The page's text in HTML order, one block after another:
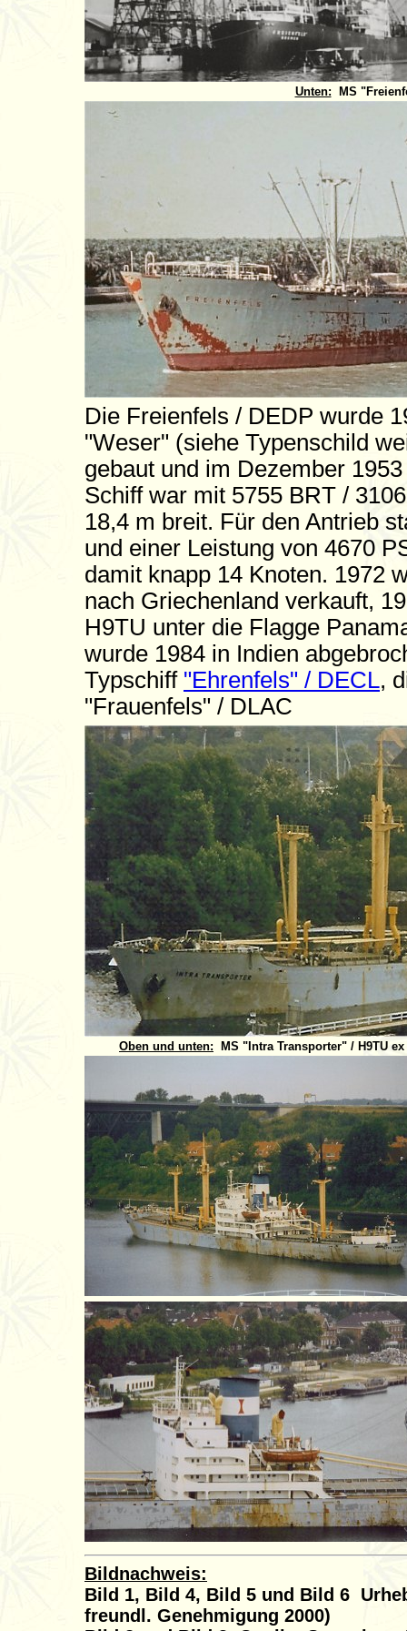
Unten: MS
Die Freienfels / DEDP wurde
"Weser" (siehe Typenschild
gebaut und im Dezember
Schiff war mit 5755 BRT /
18,4 m breit. Für den Antrieb
und einer Leistung von 4670
damit knapp 14 Knoten. 1972
nach Griechenland verkauft,
H9TU unter die Flagge
wurde 1984 in Indien
Typschiff "Ehrenfels" / DECL,
"Frauenfels" / DLAC
Oben und unten: MS "Intra Transporter" / H9TU
Bildnachweis:
Bild 1, Bild 4, Bild 5 und Bild 6
freundl. Genehmigung 2000)